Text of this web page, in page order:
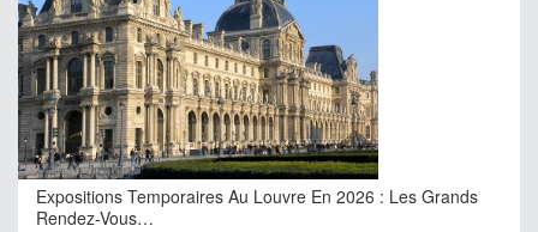
Expositions Temporaires Au Louvre En 2026 : Les Grands
Rendez-Vous…